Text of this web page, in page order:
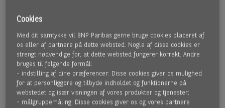
FAKTURFINANSIERING
I stedet for at købe dine fakturaer kan vi finansiere
fakturaerne - enten med eller uden regres.
Fakturafinansiering vil forbedre din likviditet, så du kan
drage fordel af et bedre forhold til dine leverandører.
Cookies
Med dit samtykke vil BNP Paribas gerne bruge cookies placeret af
os eller af partnere på dette websted. Nogle af disse cookies er
strengt nødvendige for, at dette websted fungerer korrekt. Andre
bruges til følgende formål:
- indstilling af dine præferencer: Disse cookies giver os mulighed
for at personliggøre og tilbyde indholdet og funktionerne på
webstedet og især visningen af ​​vores produkter og tjenester;
- målgruppemåling: Disse cookies giver os og vores partnere